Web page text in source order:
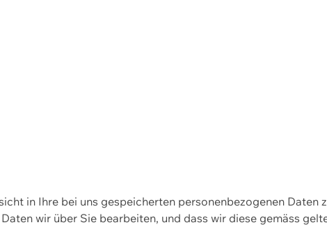
in Ihre bei uns gespeicherten personenbezogenen Daten
wir über Sie bearbeiten, und dass wir diese gemäss